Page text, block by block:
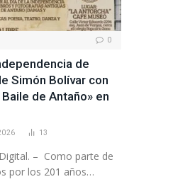
0
de
Simón Bolívar con
de Antaño» en
13
– Como parte de
por los 201 años…